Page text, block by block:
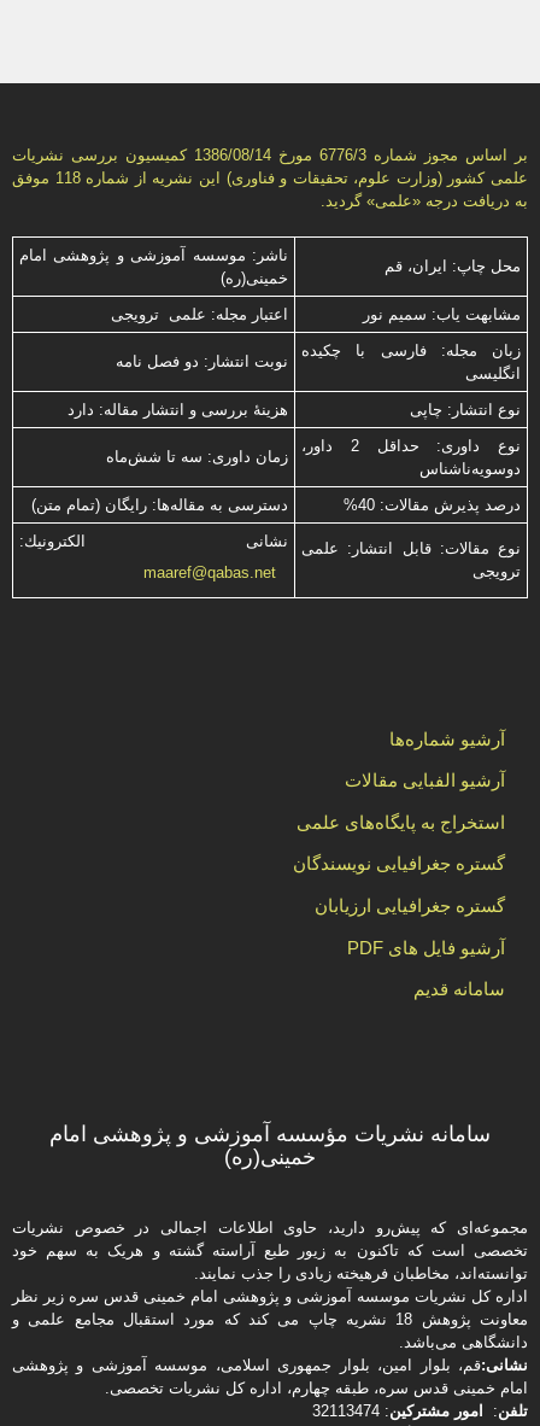
بر اساس مجوز شماره 6776/3 مورخ 1386/08/14 كمیسیون بررسى نشریات
علمى كشور (وزارت علوم، تحقیقات و فناورى) این نشریه از شماره 118 موفق
به دریافت درجه «علمى» گردید.
محل چاپ: ایران، قم
ناشر: موسسه آموزشی و پژوهشی امام
خمینی(ره)
مشابهت ياب: سميم نور
اعتبار مجله: علمی ترویجی
زبان مجله: فارسی با چكیده
انگلیسی
نوبت انتشار: دو فصل نامه
نوع انتشار: چاپی
هزینۀ بررسی و انتشار مقاله: دارد
نوع داوری: حداقل 2 داور،
دوسویه‌ناشناس
زمان داوری: سه تا شش‌ماه
درصد پذیرش مقالات: 40% دسترسی به مقاله‌ها: رایگان (تمام متن)
نوع مقالات: قابل انتشار: علمی
ترویجی
نشانی الكترونیك:
maaref@qabas.net
آرشیو شماره‌ها
آرشیو الفبایی مقالات
استخراج به پایگاه‌های علمی
گستره جغرافیایی نویسندگان
گستره جغرافیایی ارزیابان
آرشیو فایل های PDF
سامانه قدیم
سامانه نشریات مؤسسه آموزشی و پژوهشی امام
خمینی(ره)
مجموعه‌ای که پیش‌رو دارید،‌ حاوی اطلاعات اجمالی در خصوص نشریات
تخصصی است که تاکنون به زیور طبع آراسته گشته و هریک به سهم خود
توانسته‌اند، مخاطبان فرهیخته‌ زیادی را جذب نمایند.
اداره كل نشریات موسسه آموزشی و پژوهشی امام خمینی قدس سره زیر نظر
معاونت پژوهش 18 نشریه چاپ می کند که مورد استقبال مجامع علمی و
دانشگاهی می‌باشد.
نشانی:قم، بلوار امین، بلوار جمهوری اسلامی، موسسه آموزشی و پژوهشی
امام خمینی قدس سره، طبقه چهارم، اداره كل نشریات تخصصی.
تلفن: امور مشتركین: 32113474